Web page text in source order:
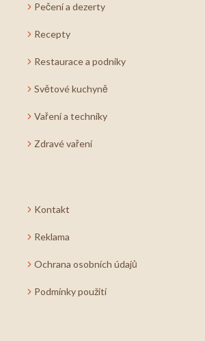
Pečení a dezerty
Recepty
Restaurace a podniky
Světové kuchyně
Vaření a techniky
Zdravé vaření
Kontakt
Reklama
Ochrana osobních údajů
Podmínky použití